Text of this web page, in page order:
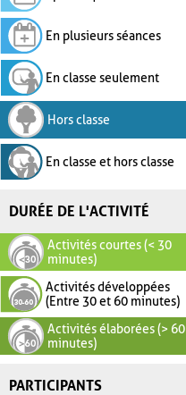
En plusieurs séances
En classe seulement
Hors classe
En classe et hors classe
DURÉE DE L'ACTIVITÉ
Activités courtes (< 30
minutes)
Activités développées
(Entre 30 et 60 minutes)
Activités élaborées (> 60
minutes)
PARTICIPANTS